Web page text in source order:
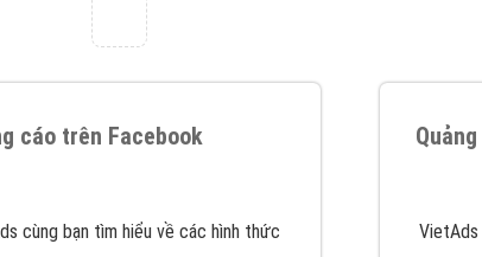
cáo trên Facebook
cùng bạn tìm hiểu về các hình thức
VietAds